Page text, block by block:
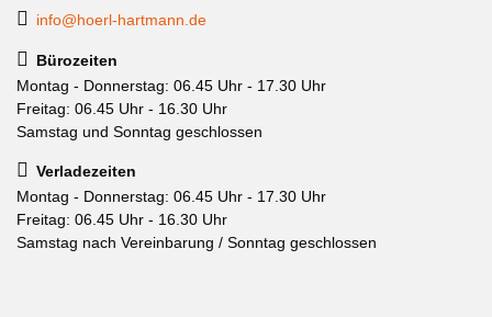
info@hoerl-hartmann.de
Bürozeiten
Montag - Donnerstag: 06.45 Uhr - 17.30 Uhr
Freitag: 06.45 Uhr - 16.30 Uhr
Samstag und Sonntag geschlossen
Verladezeiten
Montag - Donnerstag: 06.45 Uhr - 17.30 Uhr
Freitag: 06.45 Uhr - 16.30 Uhr
Samstag nach Vereinbarung / Sonntag geschlossen